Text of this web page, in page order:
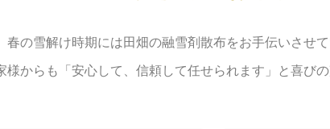
の雪解け時期には田畑の融雪剤散布をお手伝いさせ
様からも「安心して、信頼して任せられます」と喜び